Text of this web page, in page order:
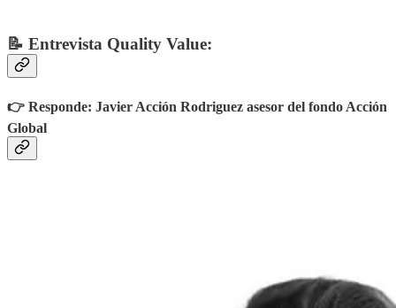
📝 Entrevista Quality Value:
👉 Responde: Javier Acción Rodriguez asesor del fondo Acción
Global